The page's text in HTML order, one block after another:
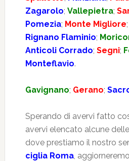
Zagarolo; Vallepietra;
Pomezia; Monte Migliore;
Rignano Flaminio;
Anticoli Corrado; Segni;
Monteflavio.
Gavignano; Gerano;
Sperando di avervi fatto
avervi elencato alcune
dove prestiamo il nostro
ciglia Roma,